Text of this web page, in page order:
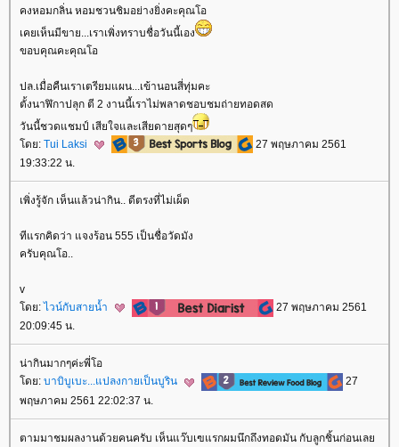
คงหอมกลิ่น หอมชวนชิมอย่างยิ่งคะคุณโอ
เคยเห็นมีขาย...เราเพิ่งทราบชื่อวันนี้เอง
ขอบคุณคะคุณโอ
ปล.เมื่อคืนเราเตรียมแผน...เข้านอนสี่ทุ่มคะ
ตั้งนาฬิกาปลุก ตี 2 งานนี้เราไม่พลาดชอบชมถ่ายทอดสด
วันนี้ชวดแชมป์ เสียใจและเสียดายสุดๆ
ดย: Tui Laksi
27 พฤษภาคม 2561
19:33:22 น.
เพิ่งรู้จัก เห็นแล้วน่ากิน.. ดีตรงที่ไม่เผ็ด
ทีแรกคิดว่า แจงร้อน 555 เป็นชื่อวัดมัง
ครับคุณโอ..
v
ดย: ไวน์กับสายน้ำ
27 พฤษภาคม 2561
20:09:45 น.
น่ากินมากๆค่ะพี่โอ
ดย: บาบิบูเบะ...แปลงกายเป็นบูริน
27
พฤษภาคม 2561 22:02:37 น.
ตามมาชมผลงานด้วยคนครับ เห็นแว๊บเฃแรกผมนึกถึงทอดมัน กับลูกชิ้นก่อนเล